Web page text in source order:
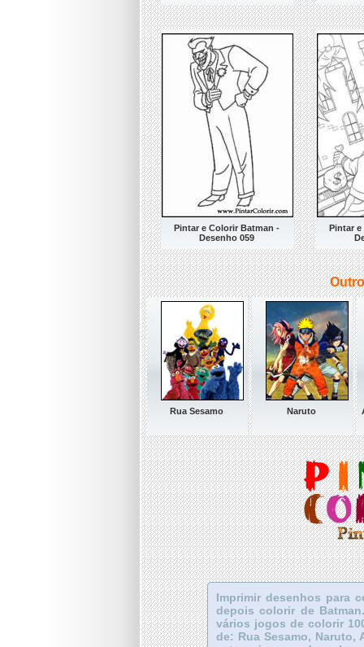
Pintar e Colorir Batman -
Desenho 059
Pintar
Rua Sesamo Naruto
Imprimir desenhos para
depois colorir de
vários jogos de colorir
de: Rua Sesamo, Naruto,